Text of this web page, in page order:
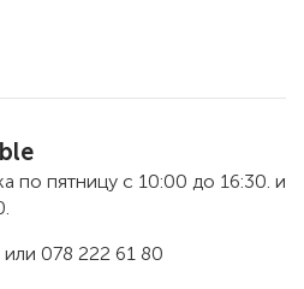
по пятницу с 10:00 до 16:30. и
078 222 61 80